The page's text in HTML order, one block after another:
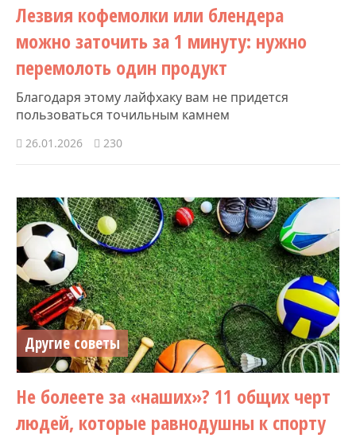
Лезвия кофемолки или блендера
можно заточить за 1 минуту: нужно
перемолоть один продукт
Благодаря этому лайфхаку вам не придется
пользоваться точильным камнем
26.01.2026 230
Другие советы
Не болеете за «наших»? 11 общих черт
людей, которые равнодушны к спорту